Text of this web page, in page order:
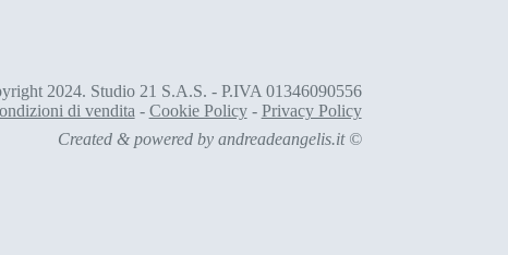
2024. Studio 21 S.A.S. - P.IVA 01346090556
di vendita- Cookie Policy- Privacy Policy
Created & powered by andreadeangelis.it©